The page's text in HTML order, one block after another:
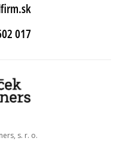
017
s. r. o.